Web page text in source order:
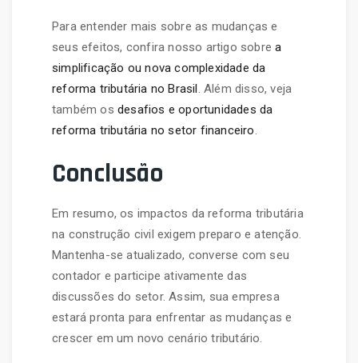
Para entender mais sobre as mudanças e
seus efeitos, confira nosso artigo sobrea
simplificação ou nova complexidade da
reforma tributária no Brasil. Além disso, veja
também os desafios e oportunidades da
reforma tributária no setor financeiro.
Conclusão
Em resumo, os impactos da reforma tributária
na construção civil exigem preparo e atenção.
Mantenha-se atualizado, converse com seu
contador e participe ativamente das
discussões do setor. Assim, sua empresa
estará pronta para enfrentar as mudanças e
crescer em um novo cenário tributário.